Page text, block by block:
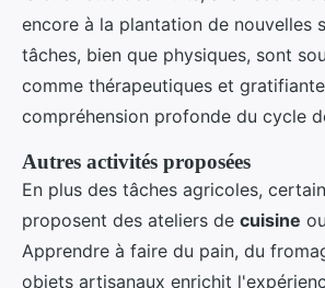
encore à la plantation de nouvelles
tâches, bien que physiques, sont
comme thérapeutiques et
compréhension profonde du cycle
Autres activités proposées
En plus des tâches agricoles,
proposent des ateliers de cuisine
Apprendre à faire du pain, du
objets artisanaux enrichit